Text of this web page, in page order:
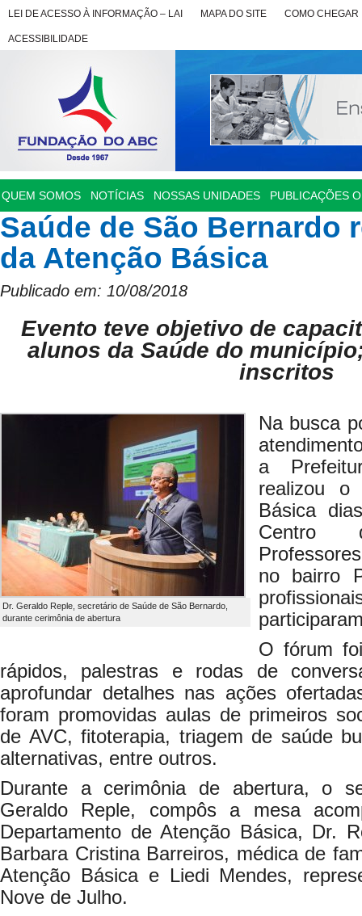
LEI DE ACESSO À INFORMAÇÃO – LAI MAPA DO SITE COMO CHEGAR
ACESSIBILIDADE
QUEM SOMOS NOTÍCIAS NOSSAS UNIDADES PUBLICAÇÕES
Saúde de São Bernardo
da Atenção Básica
Publicado em: 10/08/2018
Evento teve objetivo de
alunos da Saúde do
inscritos
Dr. Geraldo Reple, secretário de Saúde de São Bernardo,
durante cerimônia de abertura
Na busca
a
realizou o
Básica
Centro
no bairro
O fórum
rápidos, palestras e rodas de
aprofundar detalhes nas ações
foram promovidas aulas de primeiros
de AVC, fitoterapia, triagem de saúde
alternativas, entre outros.
Durante a cerimônia de abertura, o
Geraldo Reple, compôs a mesa
Departamento de Atenção Básica, Dr.
Barbara Cristina Barreiros, médica de
Atenção Básica e Liedi Mendes,
Nove de Julho.